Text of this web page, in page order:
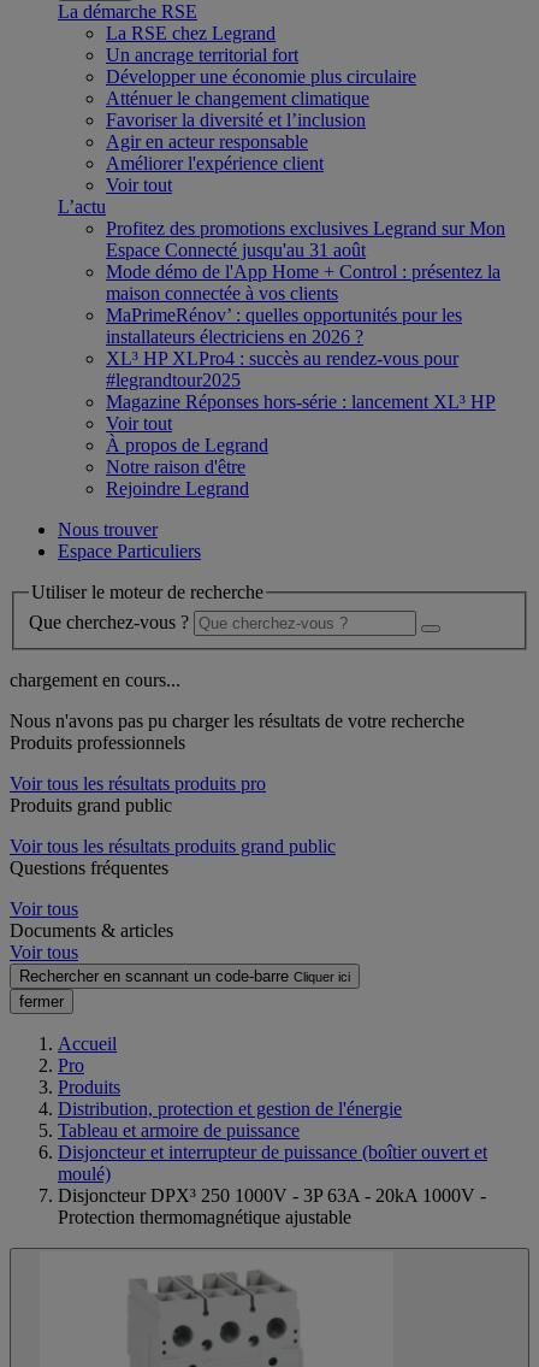
La démarche RSE
La RSE chez Legrand
Un ancrage territorial fort
Développer une économie plus circulaire
Atténuer le changement climatique
Favoriser la diversité et l’inclusion
Agir en acteur responsable
Améliorer l'expérience client
Voir tout
L’actu
Profitez des promotions exclusives Legrand sur Mon
Espace Connecté jusqu'au 31 août
Mode démo de l'App Home + Control : présentez la
maison connectée à vos clients
MaPrimeRénov’ : quelles opportunités pour les
installateurs électriciens en 2026 ?
XL³ HP XLPro4 : succès au rendez-vous pour
#legrandtour2025
Magazine Réponses hors-série : lancement XL³ HP
Voir tout
À propos de Legrand
Notre raison d'être
Rejoindre Legrand
Nous trouver
Espace Particuliers
Utiliser le moteur de recherche
Que cherchez-vous ?
chargement en cours...
Nous n'avons pas pu charger les résultats de votre recherche
Produits professionnels
Voir tous les résultats produits pro
Produits grand public
Voir tous les résultats produits grand public
Questions fréquentes
Voir tous
Documents & articles
Voir tous
Rechercher en scannant un code-barre Cliquer ici
fermer
Accueil
Pro
Produits
Distribution, protection et gestion de l'énergie
Tableau et armoire de puissance
Disjoncteur et interrupteur de puissance (boîtier ouvert et
moulé)
Disjoncteur DPX³ 250 1000V - 3P 63A - 20kA 1000V -
Protection thermomagnétique ajustable